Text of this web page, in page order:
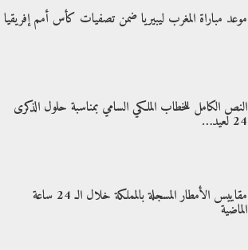
موعد مباراة المغرب ليبيريا ضمن تصفيات كأس أمم إفريقيا
النص الكامل للخطاب الملكي السامي بمناسبة حلول الذكرى
24 لعيد…
مقاييس الأمطار المسجلة بالمملكة خلال الـ 24 ساعة
الماضية